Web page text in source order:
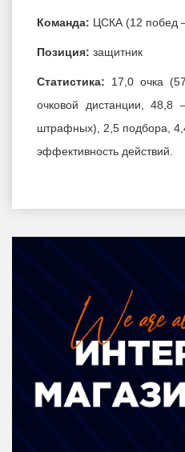
Команда: ЦСКА (12 побед
Позиция: защитник
Статистика: 17,0 очка
очковой дистанции,
штрафных), 2,5 подбора,
эффективность действий.